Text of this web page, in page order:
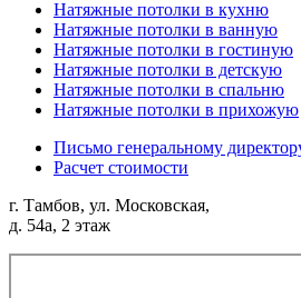
Натяжные потолки в кухню
Натяжные потолки в ванную
Натяжные потолки в гостиную
Натяжные потолки в детскую
Натяжные потолки в спальню
Натяжные потолки в прихожую
Письмо генеральному
Расчет стоимости
г. Тамбов, ​ул. Московская,
д. 54а, 2 этаж